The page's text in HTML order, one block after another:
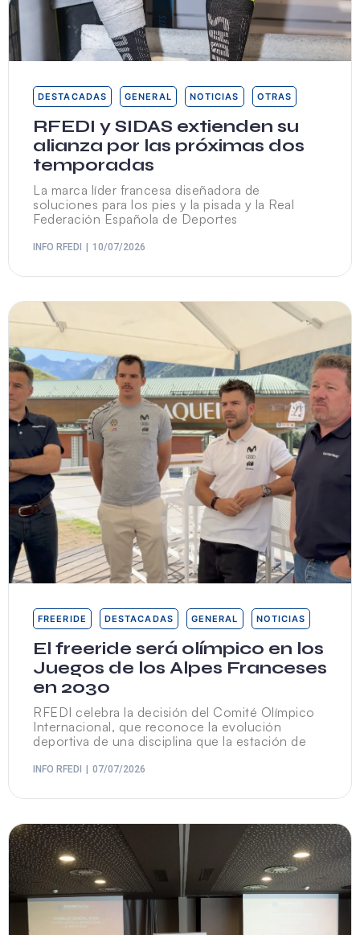
DESTACADAS GENERAL NOTICIAS OTRAS
RFEDI y SIDAS extienden su
alianza por las próximas dos
temporadas
La marca líder francesa diseñadora de
soluciones para los pies y la pisada y la Real
Federación Española de Deportes
INFO RFEDI 10/07/2026
FREERIDE DESTACADAS GENERAL NOTICIAS
El freeride será olímpico en los
Juegos de los Alpes Franceses
en 2030
RFEDI celebra la decisión del Comité Olímpico
Internacional, que reconoce la evolución
deportiva de una disciplina que la estación de
INFO RFEDI 07/07/2026